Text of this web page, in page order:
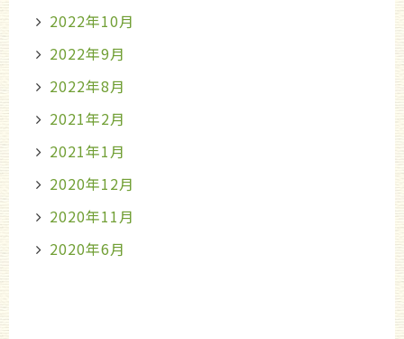
2022年10月
2022年9月
2022年8月
2021年2月
2021年1月
2020年12月
2020年11月
2020年6月